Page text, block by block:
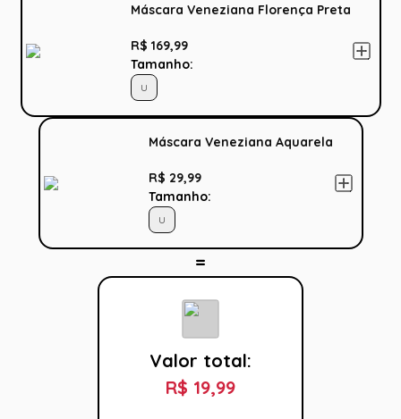
Máscara Veneziana Florença Preta
R$ 169,99
Tamanho:
U
Máscara Veneziana Aquarela
R$ 29,99
Tamanho:
U
Valor total:
R$ 19,99